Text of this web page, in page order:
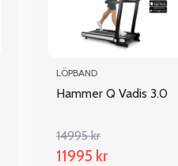
LÖPBAND
Hammer Q Vadis 3.0
14995 kr
11995 kr